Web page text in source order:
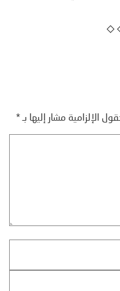
...
الإلزامية مشار إليها بـ*